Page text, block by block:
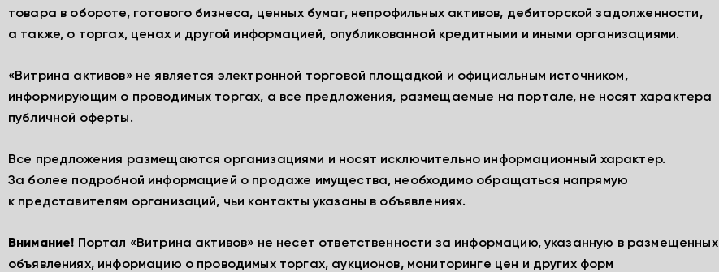
товара в обороте, готового бизнеса, ценных бумаг, непрофильных активов, дебиторской задолженности,
а также, о торгах, ценах и другой информацией, опубликованной кредитными и иными организациями.
«Витрина активов» не является электронной торговой площадкой и официальным источником,
информирующим о проводимых торгах, а все предложения, размещаемые на портале, не носят характера
публичной оферты.
Все предложения размещаются организациями и носят исключительно информационный характер.
За более подробной информацией о продаже имущества, необходимо обращаться напрямую
к представителям организаций, чьи контакты указаны в объявлениях.
Внимание! Портал «Витрина активов» не несет ответственности за информацию, указанную в размещенных
объявлениях, информацию о проводимых торгах, аукционов, мониторинге цен и других форм